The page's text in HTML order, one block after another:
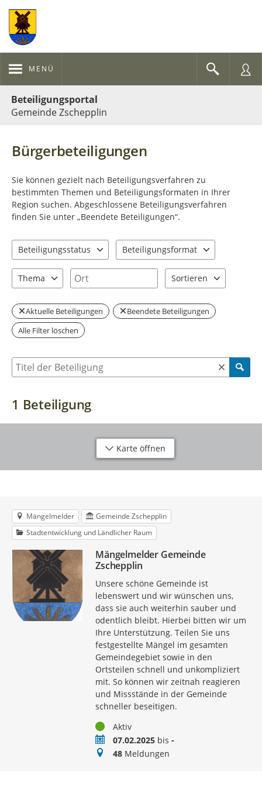
MENÜ
Beteiligungsportal
Gemeinde Zschepplin
Bürgerbeteiligungen
Sie können gezielt nach Beteiligungsverfahren zu
bestimmten Themen und Beteiligungsformaten in Ihrer
Region suchen. Abgeschlossene Beteiligungsverfahren
finden Sie unter „Beendete Beteiligungen“.
Beteiligungsstatus
Beteiligungsformat
Thema
Ort
Sortieren
Aktuelle Beteiligungen
Beendete Beteiligungen
Alle Filter löschen
Suche nach Beteiligung
1 Beteiligung
Karte öffnen
Mängelmelder
Gemeinde Zschepplin
Stadtentwicklung und Ländlicher Raum
Mängelmelder Gemeinde
Zschepplin
Unsere schöne Gemeinde ist
lebenswert und wir wünschen uns,
dass sie auch weiterhin sauber und
odentlich bleibt. Hierbei bitten wir um
Ihre Unterstützung. Teilen Sie uns
festgestellte Mängel im gesamten
Gemeindegebiet sowie in den
Ortsteilen schnell und unkompliziert
mit. So können wir zeitnah reagieren
und Missstände in der Gemeinde
schneller beseitigen.
StatusAktiv
Zeitraum07.02.2025bis -
Meldungen
48Meldungen